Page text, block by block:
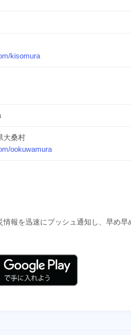
kisomura
大桑村
ookuwamura
報を迅速にプッシュ通知し、早め